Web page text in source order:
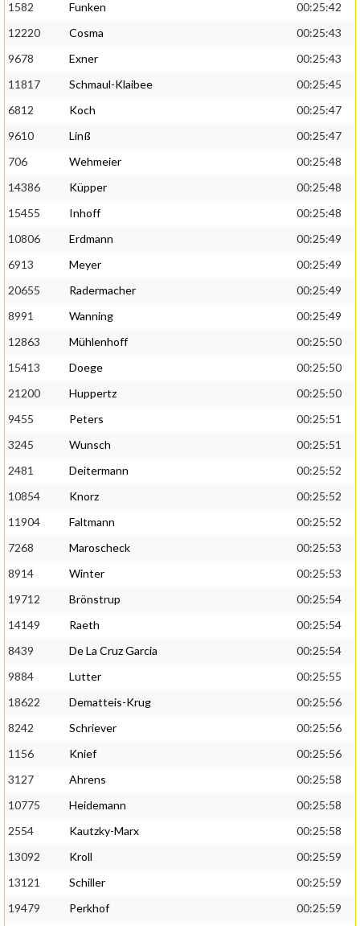
1582 Funken
00:25:42
12220
Cosma
00:25:43
9678
Exner
00:25:43
11817
Schmaul-Klaibee
00:25:45
6812
Koch
00:25:47
9610
Linß
00:25:47
706
Wehmeier
00:25:48
14386
Küpper
00:25:48
15455
Inhoff
00:25:48
10806
Erdmann
00:25:49
6913
Meyer
00:25:49
20655
Radermacher
00:25:49
8991
Wanning
00:25:49
12863
Mühlenhoff
00:25:50
15413
Doege
00:25:50
21200
Huppertz
00:25:50
9455
Peters
00:25:51
3245
Wunsch
00:25:51
2481
Deitermann
00:25:52
10854
Knorz
00:25:52
11904
Faltmann
00:25:52
7268
Maroscheck
00:25:53
8914
Winter
00:25:53
19712
Brönstrup
00:25:54
14149
Raeth
00:25:54
8439
De La Cruz Garcia
00:25:54
9884
Lutter
00:25:55
18622
Dematteis-Krug
00:25:56
8242
Schriever
00:25:56
1156
Knief
00:25:56
3127
Ahrens
00:25:58
10775
Heidemann
00:25:58
2554
Kautzky-Marx
00:25:58
13092
Kroll
00:25:59
13121
Schiller
00:25:59
19479
Perkhof
00:25:59